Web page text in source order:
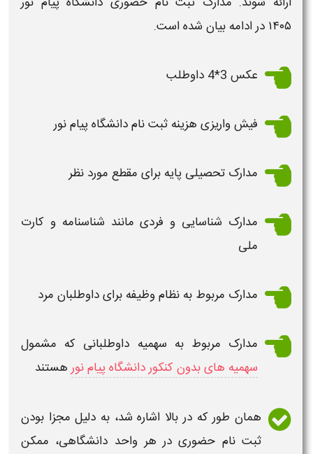
۱۴۰۵ در ادامه بیان شده است.
عکس 3*4 داوطلب
فیش واریزی هزینه ثبت نام دانشگاه پیام نور
مدارک تحصیلی پایه برای مقطع مورد نظر
مدارک شناسایی و فردی مانند شناسنامه و کارت
ملی
مدارک مربوط به نظام وظیفه برای داوطلبان مرد
مدارک مربوط به سهمیه داوطلبانی که مشمول
سهمیه های بدون کنکور دانشگاه پیام نور هستند
همان طور که در بالا اشاره شد، به دلیل مجزا بودن
ثبت نام حضوریدر هر واحد دانشگاهی، ممکن